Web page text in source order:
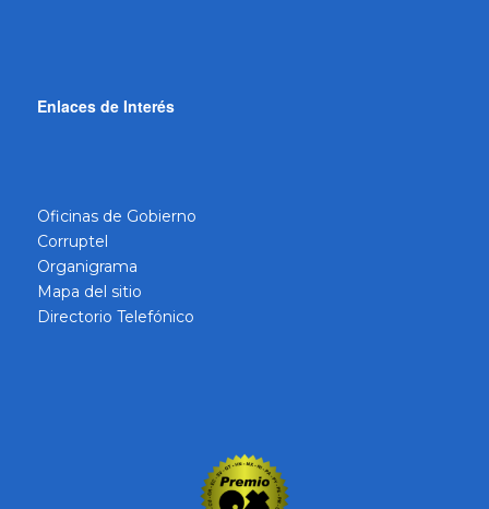
Enlaces de Interés
Oficinas de Gobierno
Corruptel
Organigrama
Mapa del sitio
Directorio Telefónico